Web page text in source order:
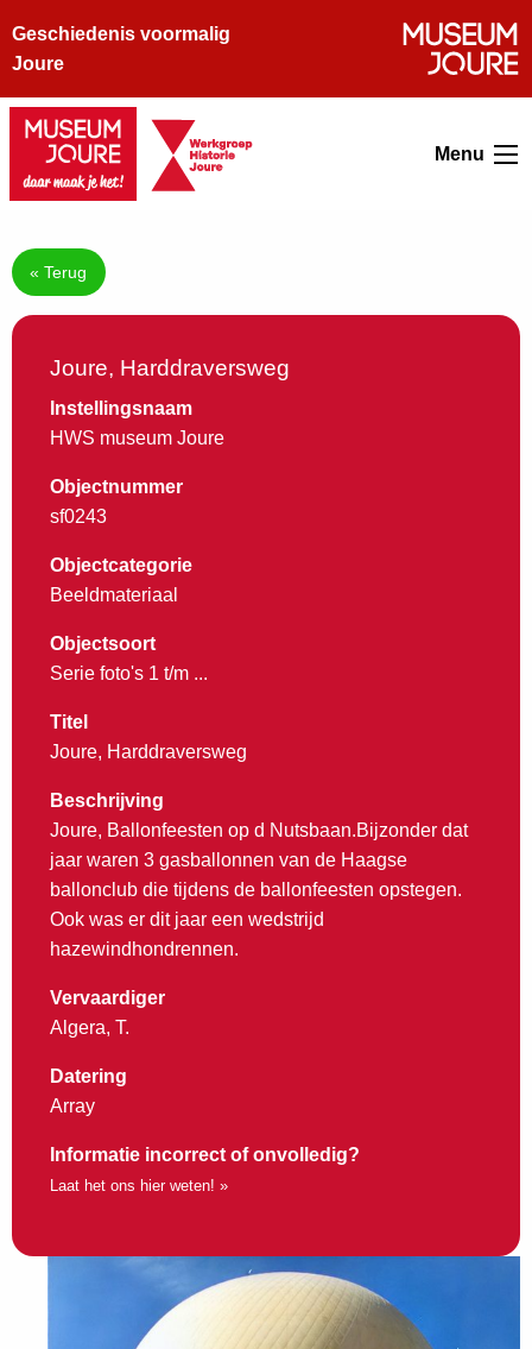
Geschiedenis voormalig
Joure
Menu
« Terug
Joure, Harddraversweg
Instellingsnaam
HWS museum Joure
Objectnummer
sf0243
Objectcategorie
Beeldmateriaal
Objectsoort
Serie foto's 1 t/m ...
Titel
Joure, Harddraversweg
Beschrijving
Joure, Ballonfeesten op d Nutsbaan.Bijzonder dat
jaar waren 3 gasballonnen van de Haagse
ballonclub die tijdens de ballonfeesten opstegen.
Ook was er dit jaar een wedstrijd
hazewindhondrennen.
Vervaardiger
Algera, T.
Datering
Array
Informatie incorrect of onvolledig?
Laat het ons hier weten! »